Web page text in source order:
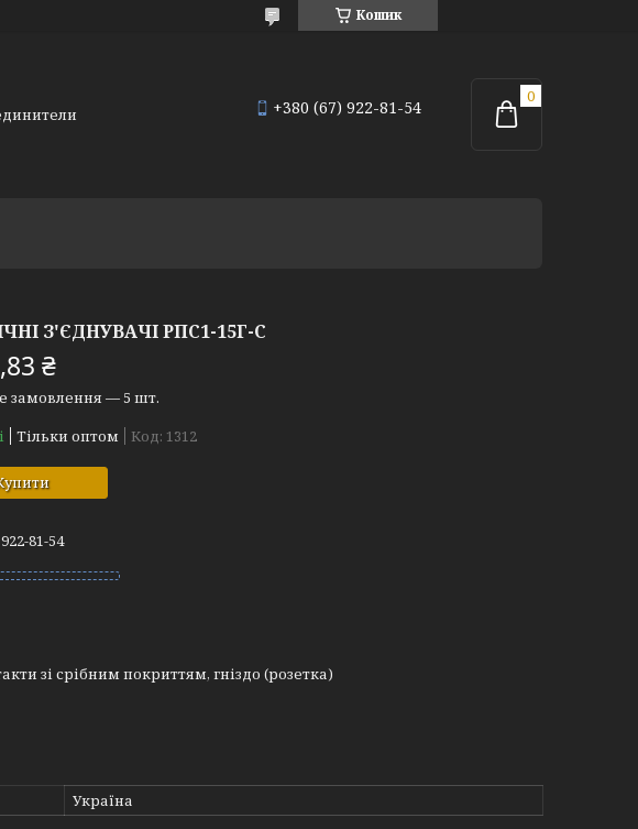
Кошик
+380 (67) 922-81-54
З'ЄДНУВАЧІ РПС1-15Г-С
₴
замовлення — 5 шт.
Тільки оптом Код: 1312
81-54
зі срібним покриттям, гніздо (розетка)
Україна